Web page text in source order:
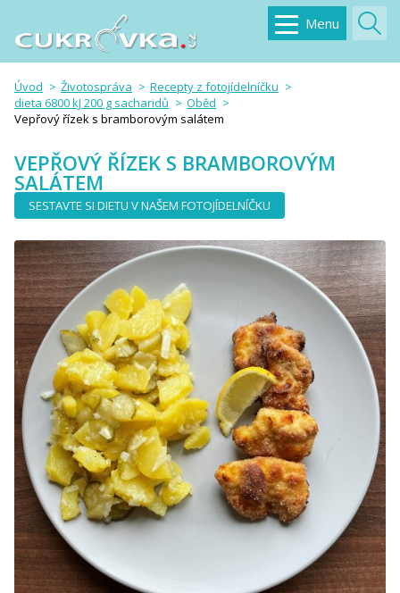
Menu
Úvod Životospráva
Recepty z fotojídelníčku
dieta 6800 kJ 200 g sacharidů
Oběd
Vepřový řízek s bramborovým salátem
VEPŘOVÝ ŘÍZEK S BRAMBOROVÝM
SALÁTEM
SESTAVTE SI DIETU V NAŠEM FOTOJÍDELNÍČKU